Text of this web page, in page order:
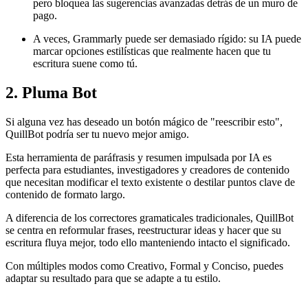
pero bloquea las sugerencias avanzadas detrás de un muro de
pago.
A veces, Grammarly puede ser demasiado rígido: su IA puede
marcar opciones estilísticas que realmente hacen que tu
escritura suene como tú.
2. Pluma Bot
Si alguna vez has deseado un botón mágico de "reescribir esto",
QuillBot podría ser tu nuevo mejor amigo.
Esta herramienta de paráfrasis y resumen impulsada por IA es
perfecta para estudiantes, investigadores y creadores de contenido
que necesitan modificar el texto existente o destilar puntos clave de
contenido de formato largo.
A diferencia de los correctores gramaticales tradicionales, QuillBot
se centra en reformular frases, reestructurar ideas y hacer que su
escritura fluya mejor, todo ello manteniendo intacto el significado.
Con múltiples modos como Creativo, Formal y Conciso, puedes
adaptar su resultado para que se adapte a tu estilo.